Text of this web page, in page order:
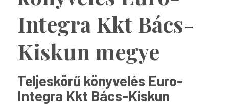
Integra Kkt Bács-
Kiskun megye
Teljeskörű könyvelés Euro-
Integra Kkt Bács-Kiskun